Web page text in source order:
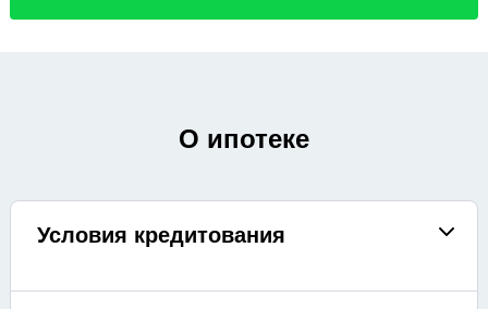
О ипотеке
Условия кредитования